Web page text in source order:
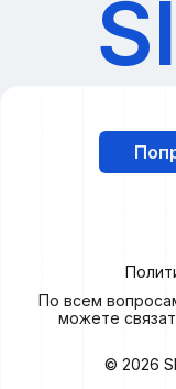
По всем
можете
© 2026